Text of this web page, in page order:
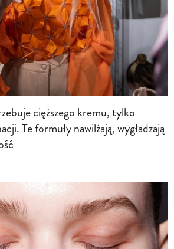
cięższego kremu, tylko
Te formuły nawilżają, wygładzają